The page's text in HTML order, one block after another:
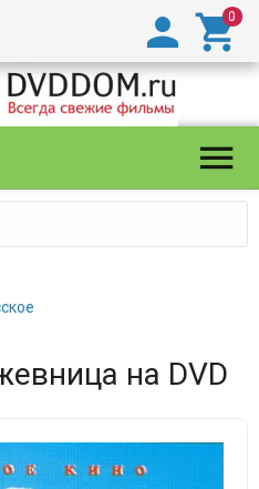



на DVD